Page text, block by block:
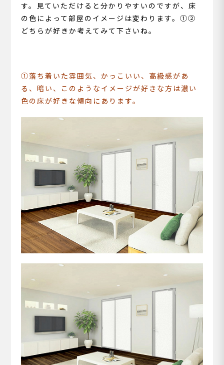
す。見ていただけると分かりやすいのですが、床
の色によって部屋のイメージは変わります。①②
どちらが好きか考えてみて下さいね。
①落ち着いた雰囲気、かっこいい、高級感があ
る、暗い、このようなイメージが好きな方は濃い
色の床が好きな傾向にあります。